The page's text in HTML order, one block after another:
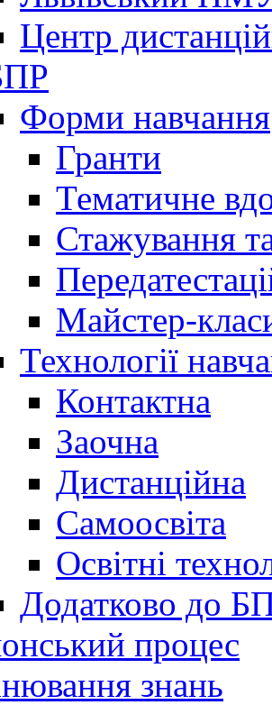
Центр
Форми навчання
Гранти
Тематичне
Стажування
Майстер-
Технології
Контактна
Заочна
Дистанційна
Самоосвіта
Освітні
Додатково до
процес
знань